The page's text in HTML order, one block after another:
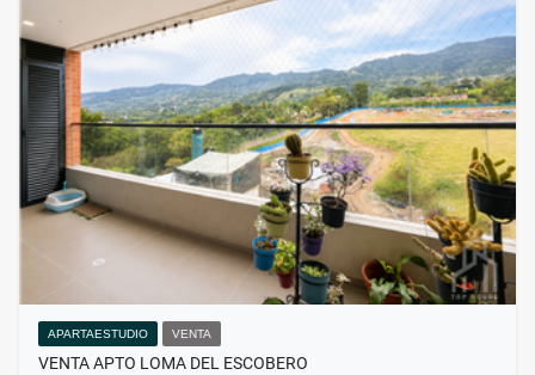
APARTAESTUDIO VENTA
VENTA APTO LOMA DEL ESCOBERO